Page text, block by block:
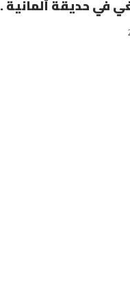
في حديقة ألمانية .